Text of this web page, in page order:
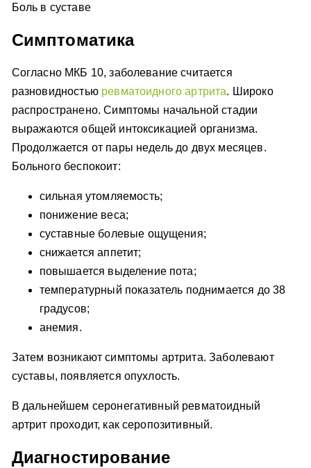
Боль в суставе
Симптоматика
Согласно МКБ 10, заболевание считается
разновидностью ревматоидного артрита. Широко
распространено. Симптомы начальной стадии
выражаются общей интоксикацией организма.
Продолжается от пары недель до двух месяцев.
Больного беспокоит:
сильная утомляемость;
понижение веса;
суставные болевые ощущения;
снижается аппетит;
повышается выделение пота;
температурный показатель поднимается до 38
градусов;
анемия.
Затем возникают симптомы артрита. Заболевают
суставы, появляется опухлость.
В дальнейшем серонегативный ревматоидный
артрит проходит, как серопозитивный.
Диагностирование